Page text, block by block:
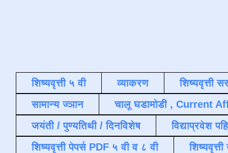
शिष्यवृत्ती ५ वी व्याकरण
शिष्यवृत्ती
सामान्य ज्ञान
चालू घडामोडी , Current
जयंती / पुण्यतिथी / दिनविशेष
विद्याप्रवेश
शिष्यवृत्ती पेपर्स PDF ५ वी व ८ वी